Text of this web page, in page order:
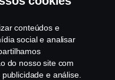
conteúdos e
social e analisar
do nosso site com
e análise.